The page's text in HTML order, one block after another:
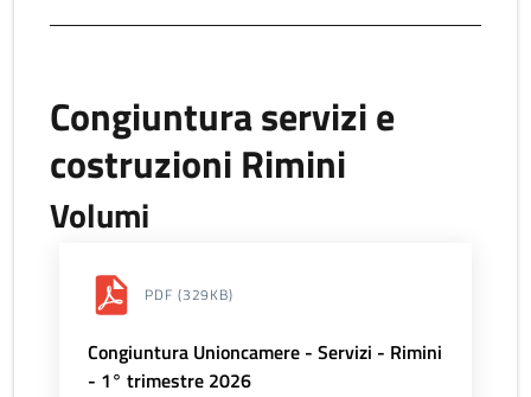
Congiuntura servizi e
costruzioni Rimini
Volumi
PDF (329KB)
Congiuntura Unioncamere - Servizi - Rimini
- 1° trimestre 2026